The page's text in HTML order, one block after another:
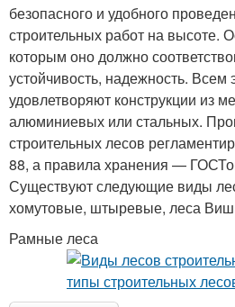
безопасного и удобного
строительных работ на высоте.
которым оно должно
устойчивость, надежность. Всем
удовлетворяют конструкции из
алюминиевых или стальных.
строительных лесов
88, а правила хранения —
Существуют следующие виды
хомутовые, штыревые, леса
Рамные леса